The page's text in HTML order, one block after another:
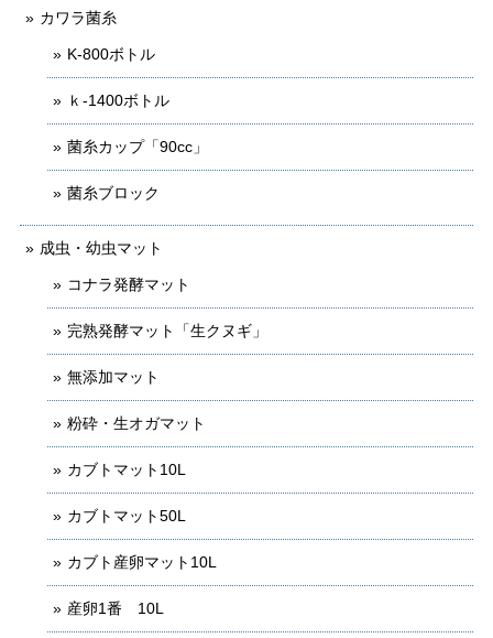
カワラ菌糸
K-800ボトル
ｋ-1400ボトル
菌糸カップ「90cc」
菌糸ブロック
成虫・幼虫マット
コナラ発酵マット
完熟発酵マット「生クヌギ」
無添加マット
粉砕・生オガマット
カブトマット10L
カブトマット50L
カブト産卵マット10L
産卵1番 10L